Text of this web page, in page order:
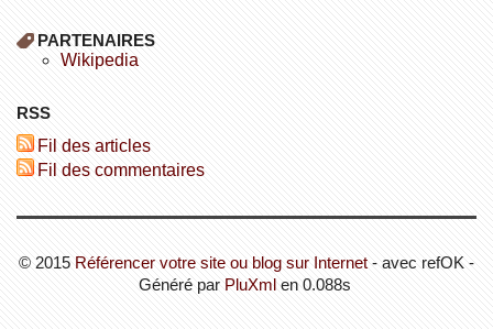
PARTENAIRES
wikipedia
RSS
Fil des articles
Fil des commentaires
© 2015 Référencer votre site ou blog sur Internet - avec refOK -
Généré par PluXmlen 0.088s